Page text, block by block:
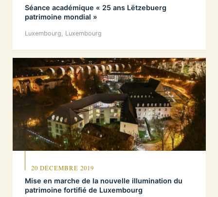
Séance académique « 25 ans Lëtzebuerg
patrimoine mondial »
Luxembourg, Luxembourg
20 DÉCEMBRE 2019
Mise en marche de la nouvelle illumination du
patrimoine fortifié de Luxembourg